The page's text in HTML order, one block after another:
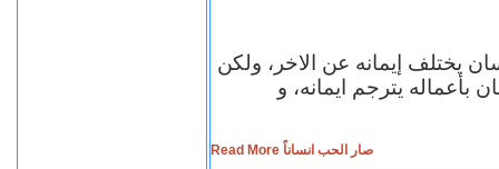
يختلف إيمانه عن الاخر، ولكن
بأعماله يترجم ايمانه، و
Read More صار الحب انساناً